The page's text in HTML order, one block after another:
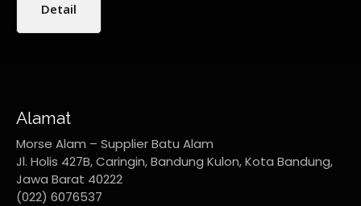
Detail
Alamat
Morse Alam – Supplier Batu Alam
Jl. Holis 427B, Caringin, Bandung Kulon, Kota Bandung,
Jawa Barat 40222
(022) 6076537